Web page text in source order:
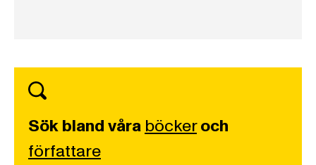
Sök bland våra böckeroch
författare